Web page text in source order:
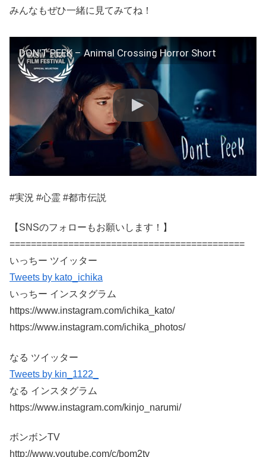
みんなもぜひ一緒に見てみてね！
DON'T PEEK – Animal Crossing Horror Short
#実況 #心霊 #都市伝説
【SNSのフォローもお願いします！】
============================================
いっちー ツイッター
Tweets by kato_ichika
いっちー インスタグラム
https://www.instagram.com/ichika_kato/
https://www.instagram.com/ichika_photos/
なる ツイッター
Tweets by kin_1122_
なる インスタグラム
https://www.instagram.com/kinjo_narumi/
ボンボンTV
http://www.youtube.com/c/bom2tv